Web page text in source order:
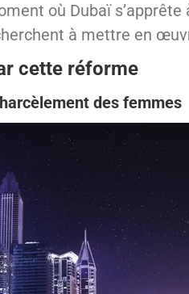
où Dubaï s’apprête
à mettre en
cette réforme
des femmes